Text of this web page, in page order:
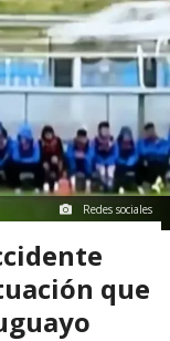
Redes sociales
que